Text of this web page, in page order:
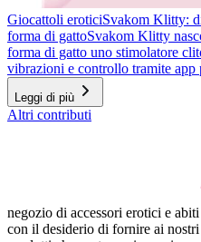
Giocattoli eroticiSvakom Klitty:
forma di gattoSvakom Klitty
forma di gatto uno stimolatore
vibrazioni e controllo tramite app
Leggi di più
Altri contributi
negozio di accessori erotici e
con il desiderio di fornire ai